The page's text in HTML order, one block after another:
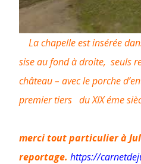
La chapelle est insérée
sise au fond à droite, seuls
château – avec le porche
premier tiers du
merci tout particulier à
reportage. https://